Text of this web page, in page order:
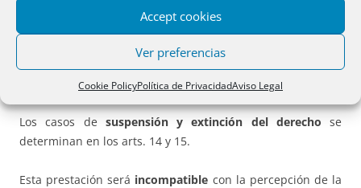
Accept cookies
Ver preferencias
Cookie PolicyPolítica de PrivacidadAviso Legal
los ingresos anuales computables del ejercicio anterior
extinción
de la prestación, esta surtirá
igualmente efectos a partir del día
a aquél al que correspondan dichos ingresos.
Los casos de suspensión y extinción del derecho se
determinan en los arts. 14 y 15.
Esta prestación será incompatible con la percepción de la